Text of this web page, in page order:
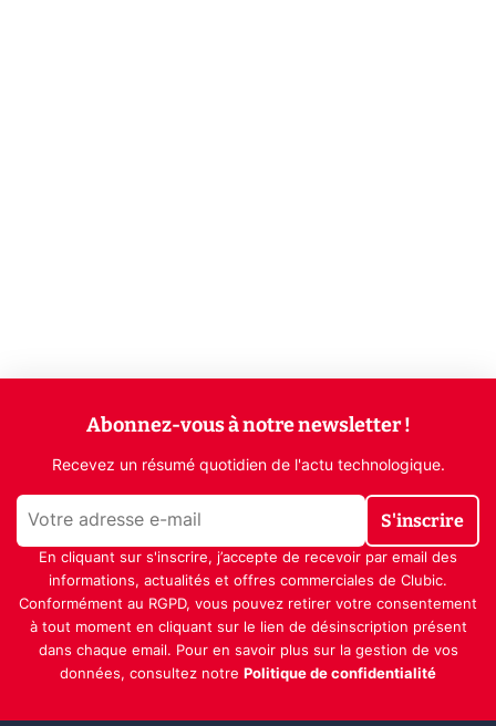
Abonnez-vous à notre newsletter !
Recevez un résumé quotidien de l'actu technologique.
S'inscrire
En cliquant sur s'inscrire, j’accepte de recevoir par email des
informations, actualités et offres commerciales de Clubic.
Conformément au RGPD, vous pouvez retirer votre consentement
à tout moment en cliquant sur le lien de désinscription présent
dans chaque email. Pour en savoir plus sur la gestion de vos
données, consultez notre Politique de confidentialité